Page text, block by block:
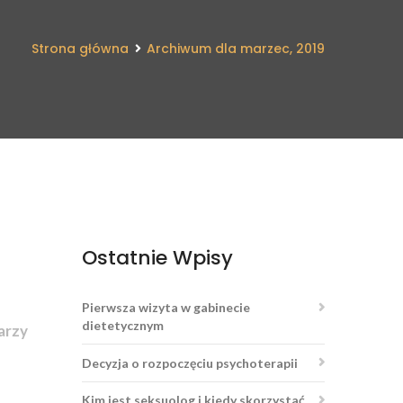
Strona główna Archiwum dla marzec, 2019
Ostatnie Wpisy
Pierwsza wizyta w gabinecie
dietetycznym
Decyzja o rozpoczęciu psychoterapii
Kim jest seksuolog i kiedy skorzystać